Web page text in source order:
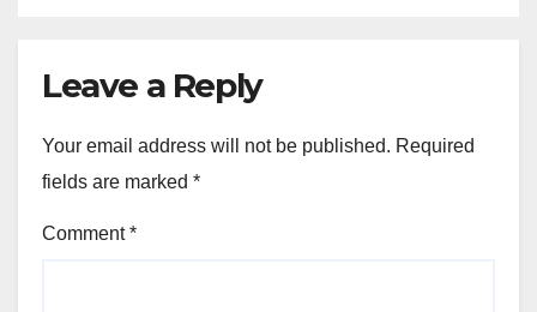
Leave a Reply
Your email address will not be published. Required
fields are marked *
Comment*